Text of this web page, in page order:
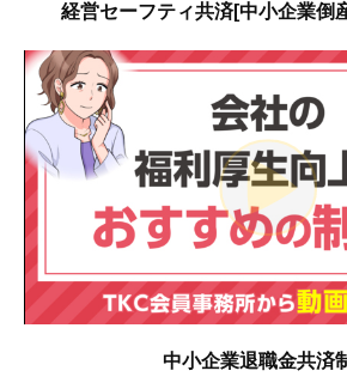
経営セーフティ共済[中小企業倒
中小企業退職金共済